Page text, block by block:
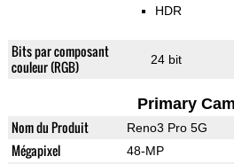
HDR
Bits par composant
couleur (RGB)
24 bit
Primary
Nom du Produit Reno3 Pro 5G
Mégapixel 48-MP